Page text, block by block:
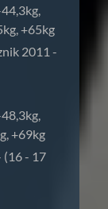
+65kg
2011 -
+69kg
(16 - 17